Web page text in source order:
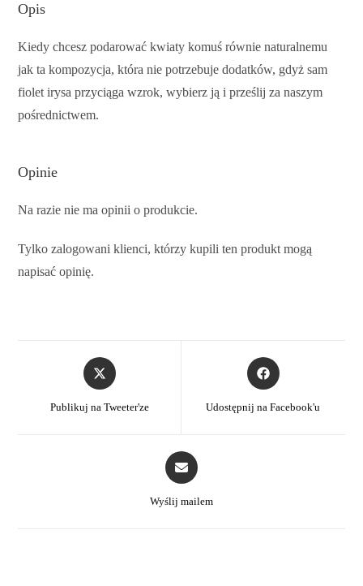
Opis
Kiedy chcesz podarować kwiaty komuś równie naturalnemu
jak ta kompozycja, która nie potrzebuje dodatków, gdyż sam
fiolet irysa przyciąga wzrok, wybierz ją i prześlij za naszym
pośrednictwem.
Opinie
Na razie nie ma opinii o produkcie.
Tylko zalogowani klienci, którzy kupili ten produkt mogą
napisać opinię.
Publikuj na Tweeter'ze Udostępnij na Facebook'u
Wyślij mailem